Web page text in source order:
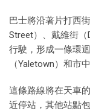
巴士將沿著片打西
Street）、戴維街（
行駛，形成一條環
（Yaletown）和市
這條路線將在天車
近停站，其他站點